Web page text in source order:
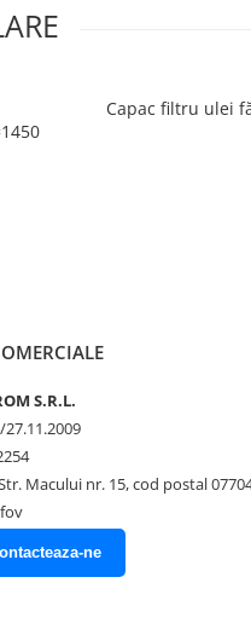
Capac filtru ulei
S.R.L.
27.11.2009
Macului nr. 15, cod postal
ne